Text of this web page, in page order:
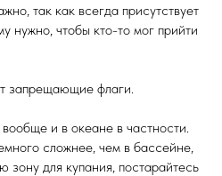
так как всегда присутствует
нужно, чтобы кто-то мог прийти
запрещающие флаги.
и в океане в частности.
сложнее, чем в бассейне,
зону для купания, постарайтесь